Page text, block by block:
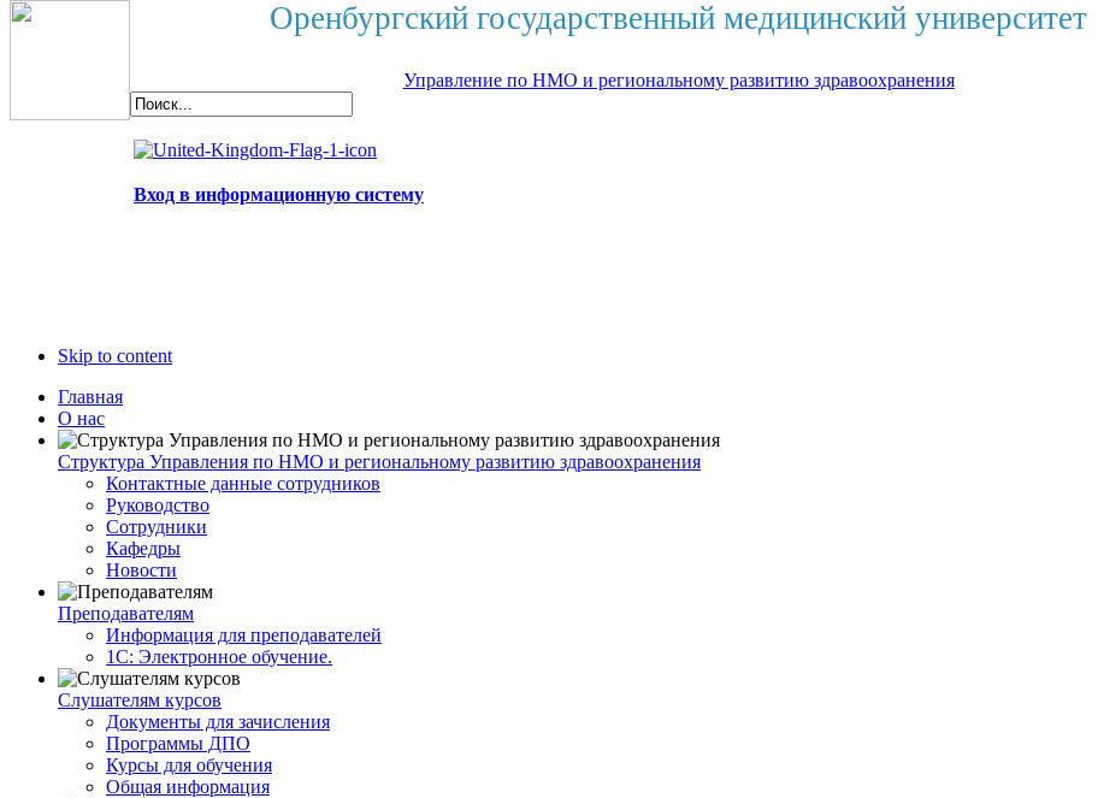
Оренбургский государственный медицинский университет
Управление по НМО и региональному развитию здравоохранения
Вход в информационную систему
Skip to content
Главная
О нас
Структура Управления по НМО и региональному развитию здравоохранения
Контактные данные сотрудников
Руководство
Сотрудники
Кафедры
Новости
Преподавателям
Информация для преподавателей
1С: Электронное обучение.
Слушателям курсов
Документы для зачисления
Программы ДПО
Курсы для обучения
Общая информация